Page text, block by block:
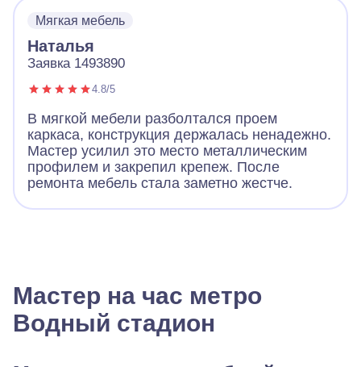
Мягкая мебель
Наталья
Заявка 1493890
4.8/5
В мягкой мебели разболтался проем
каркаса, конструкция держалась ненадежно.
Мастер усилил это место металлическим
профилем и закрепил крепеж. После
ремонта мебель стала заметно жестче.
Мастер на час метро
Водный стадион